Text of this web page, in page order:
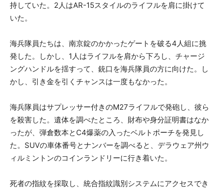
持していた。2人はAR-15スタイルのライフルを肩に掛けて
いた。
海兵隊員たちは、南京錠のかかったゲートを破る4人組に挑
発した。しかし、1人はライフルを肩から下ろし、チャージ
ングハンドルを揺すって、銃口を海兵隊員の方に向けた。し
かし、引き金を引くチャンスは一度もなかった。
海兵隊員はサプレッサー付きのM27ライフルで発砲し、彼ら
を殺害した。遺体を調べたところ、財布や身分証明書はなか
ったが、弾倉数本とC4爆薬の入ったベルトポーチを発見し
た。SUVの車体番号とナンバーを調べると、デラウェア州ウ
ィルミントンのコインランドリーに行き着いた。
死者の指紋を採取し、統合指紋識別システムにアクセスでき